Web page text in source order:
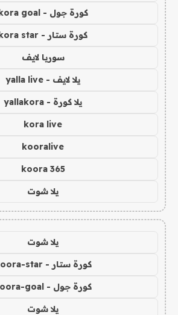
كورة جول - kora goal
كورة ستار - kora star
سوريا لايف
يلا لايف - yalla live
يلا كورة - yallakora
kora live
kooralive
koora 365
يلا شوت
يلا شوت
كورة ستار - koora-star
كورة جول - koora-goal
يلا شوت